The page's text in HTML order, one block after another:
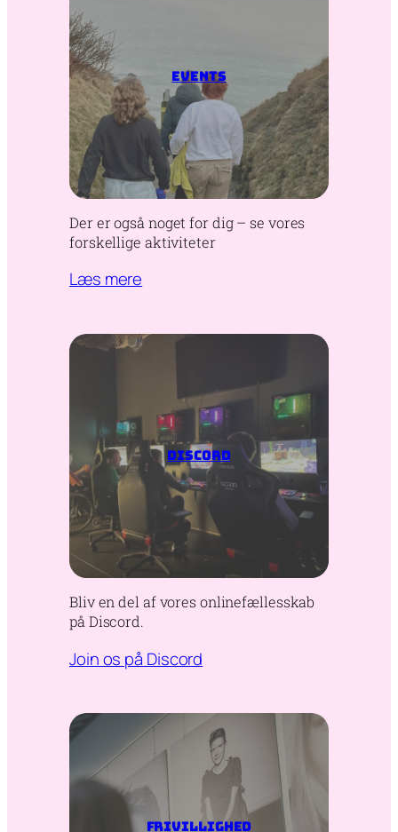
Events
Der er også noget for dig – se vores
forskellige aktiviteter
Læs mere
discord
Bliv en del af vores onlinefællesskab
på Discord.
Join os på Discord
frivillighed